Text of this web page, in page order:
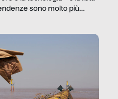
sono molto più
reportage vediamo